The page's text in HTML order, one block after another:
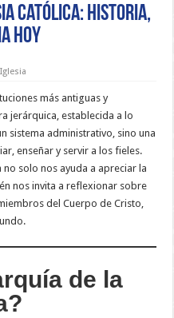
Católica: Historia,
Hoy
más antiguas y
jerárquica, establecida a lo
sistema administrativo, sino una
enseñar y servir a los fieles.
solo nos ayuda a apreciar la
nos invita a reflexionar sobre
del Cuerpo de Cristo,
de la